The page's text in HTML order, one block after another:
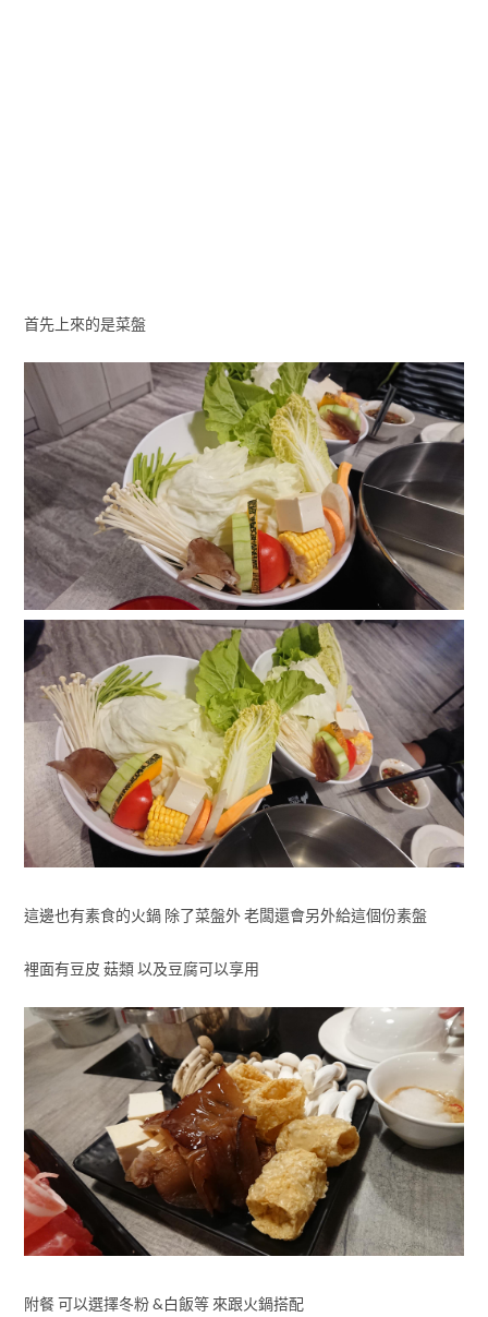
首先上來的是菜盤
這邊也有素食的火鍋 除了菜盤外 老闆還會另外給這個份素盤
裡面有豆皮 菇類 以及豆腐可以享用
附餐 可以選擇冬粉 &白飯等 來跟火鍋搭配